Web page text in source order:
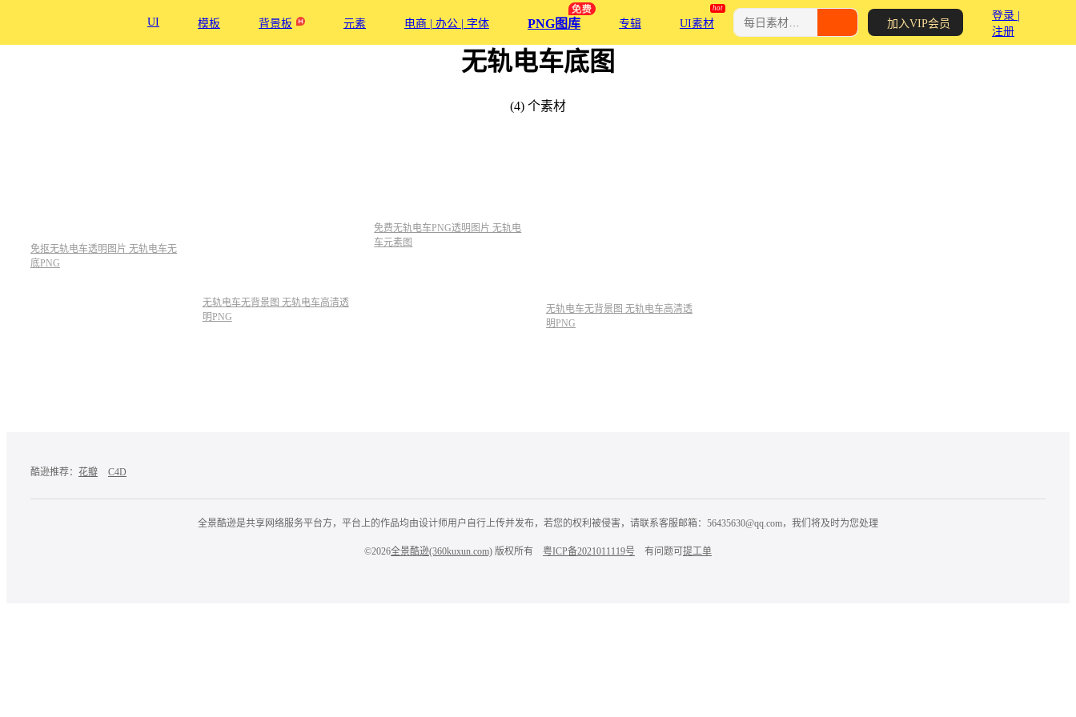
UI 模板 背景板 元素 电商 | 办公 | 字体 PNG图库 专辑 UI素材 加入VIP会员
登录 |
注册
无轨电车底图
(4) 个素材
免抠无轨电车透明图片 无轨电车无
底PNG
无轨电车无背景图 无轨电车高清透
明PNG
免费无轨电车PNG透明图片 无轨电
车元素图
无轨电车无背景图 无轨电车高清透
明PNG
酷逊推荐： 花瓣 C4D
全景酷逊是共享网络服务平台方，平台上的作品均由设计师用户自行上传并发布，若您的权利被侵害，请联系客服邮箱：56435630@qq.com，我们将及时为您处理
©2026全景酷逊(360kuxun.com) 版权所有 粤ICP备2021011119号 有问题可 提工单